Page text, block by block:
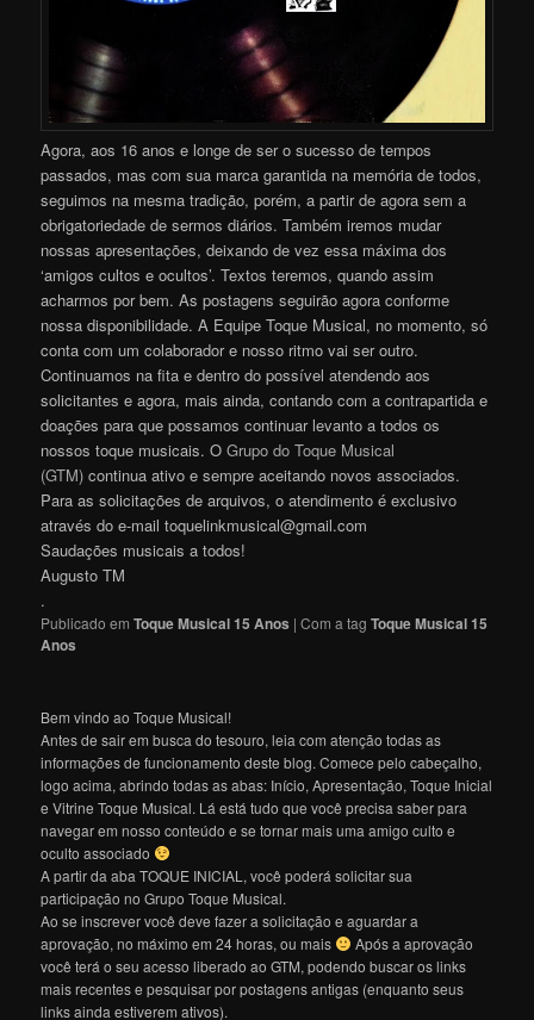
Agora, aos 16 anos e longe de ser o sucesso de tempos
passados, mas com sua marca garantida na memória de todos,
seguimos na mesma tradição, porém, a partir de agora sem a
obrigatoriedade de sermos diários. Também iremos mudar
nossas apresentações, deixando de vez essa máxima dos
‘amigos cultos e ocultos’. Textos teremos, quando assim
acharmos por bem. As postagens seguirão agora conforme
nossa disponibilidade. A Equipe Toque Musical, no momento, só
conta com um colaborador e nosso ritmo vai ser outro.
Continuamos na fita e dentro do possível atendendo aos
solicitantes e agora, mais ainda, contando com a contrapartida e
doações para que possamos continuar levanto a todos os
nossos toque musicais. OGrupo do Toque Musical
(GTM) continua ativo e sempre aceitando novos associados.
Para as solicitações de arquivos, o atendimento é exclusivo
através do e-mail toquelinkmusical@gmail.com
Saudações musicais a todos!
Augusto TM
.
Publicado em Toque Musical 15 Anos |Com a tagToque Musical 15
Anos
Bem vindo ao Toque Musical!
Antes de sair em busca do tesouro, leia com atenção todas as
informações de funcionamento deste blog. Comece pelo cabeçalho,
logo acima, abrindo todas as abas: Início, Apresentação, Toque Inicial
e Vitrine Toque Musical. Lá está tudo que você precisa saber para
navegar em nosso conteúdo e se tornar mais uma amigo culto e
oculto associado
A partir da aba TOQUE INICIAL, você poderá solicitar sua
participação no Grupo Toque Musical.
Ao se inscrever você deve fazer a solicitação e aguardar a
aprovação, no máximo em 24 horas, ou mais
Após a aprovação
você terá o seu acesso liberado ao GTM, podendo buscar os links
mais recentes e pesquisar por postagens antigas (enquanto seus
links ainda estiverem ativos).